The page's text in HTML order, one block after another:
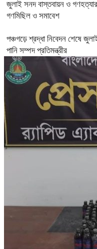
জুলাই সনদ বাস্তবায়ন ও গণহত্যার
গণমিছিল ও সমাবেশ
পঞ্চগড়ে শ্রদ্ধা নিবেদন শেষে
পানি সম্পদ প্রতিমন্ত্রীর